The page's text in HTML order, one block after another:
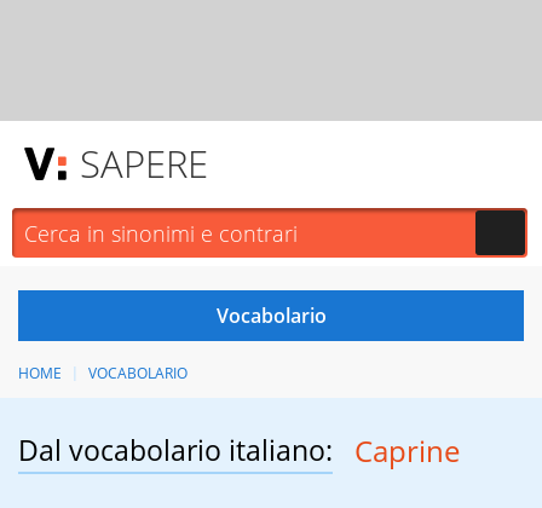
SAPERE
HOME VOCABOLARIO
Dal vocabolario italiano: Caprine